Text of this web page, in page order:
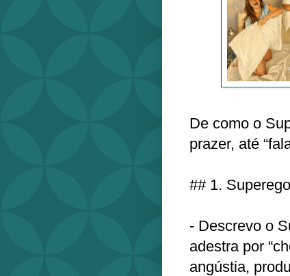
De como o
prazer, até
## 1.
- Descrevo o
adestra por
angústia,